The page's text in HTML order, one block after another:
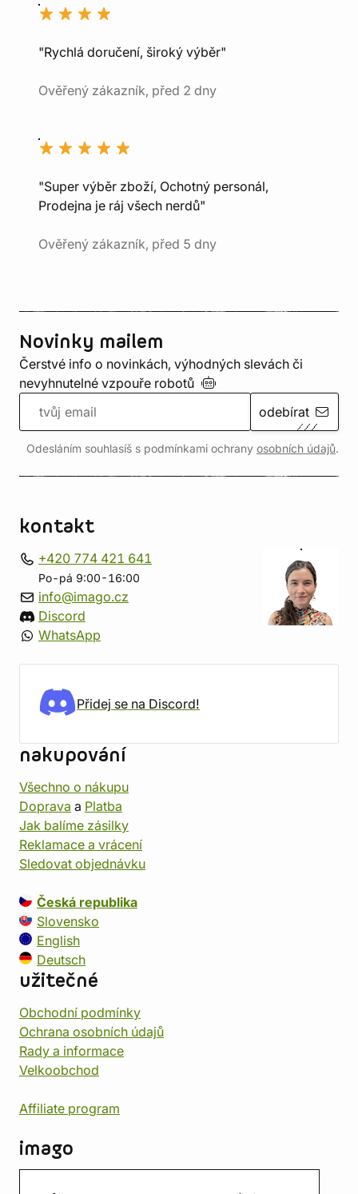
"Rychlá doručení, široký výběr"
Ověřený zákazník, před 2 dny
"Super výběr zboží, Ochotný personál,
Prodejna je ráj všech nerdů"
Ověřený zákazník, před 5 dny
Novinky mailem
Čerstvé info o novinkách, výhodných slevách či
nevyhnutelné vzpouře robotů
odebírat
Odesláním souhlasíš s podmínkami ochrany osobních údajů.
kontakt
+420 774 421 641
Po-pá 9:00-16:00
info@imago.cz
Discord
WhatsApp
Přidej se na Discord!
nakupování
Všechno o nákupu
Doprava a Platba
Jak balíme zásilky
Reklamace a vrácení
Sledovat objednávku
Česká republika
Slovensko
English
Deutsch
užitečné
Obchodní podmínky
Ochrana osobních údajů
Rady a informace
Velkoobchod
Affiliate program
imago